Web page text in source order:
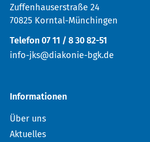
Zuffenhauserstraße 24
70825 Korntal-Münchingen
Telefon 07 11 / 8 30 82-51
info-jks@diakonie-bgk.de
Informationen
Über uns
Aktuelles